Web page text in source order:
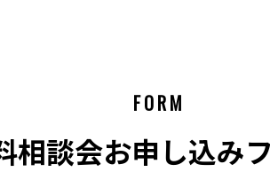
FORM
相談会お申し込み